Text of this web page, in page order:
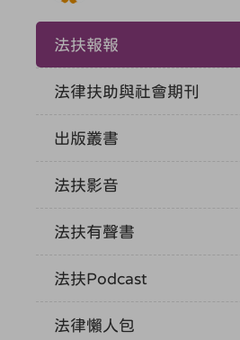
法扶報報
法律扶助與社會期刊
出版叢書
法扶影音
法扶有聲書
法扶Podcast
法律懶人包